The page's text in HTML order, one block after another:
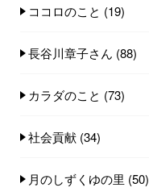
ココロのこと (19)
長谷川章子さん (88)
カラダのこと (73)
社会貢献 (34)
月のしずくゆの里 (50)